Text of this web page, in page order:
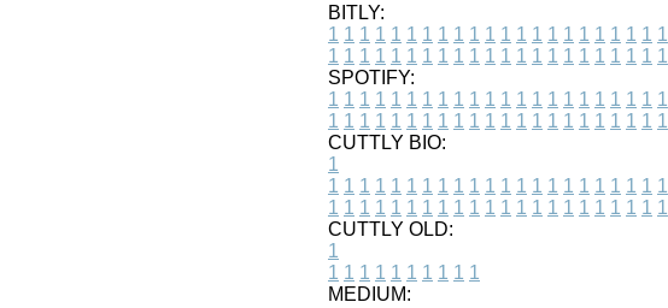
BITLY:
1 1 1 1 1 1 1 1 1 1 1 1 1 1 1 1 1 1 1 1 1 1
1 1 1 1 1 1 1 1 1 1 1 1 1 1 1 1 1 1 1 1 1 1
SPOTIFY:
1 1 1 1 1 1 1 1 1 1 1 1 1 1 1 1 1 1 1 1 1 1
1 1 1 1 1 1 1 1 1 1 1 1 1 1 1 1 1 1 1 1 1 1
CUTTLY BIO:
1
1 1 1 1 1 1 1 1 1 1 1 1 1 1 1 1 1 1 1 1 1 1
1 1 1 1 1 1 1 1 1 1 1 1 1 1 1 1 1 1 1 1 1 1
CUTTLY OLD:
1
1 1 1 1 1 1 1 1 1 1
MEDIUM: